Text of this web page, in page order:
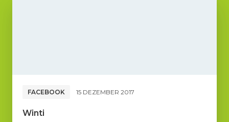
FACEBOOK 15 DEZEMBER 2017
Winti